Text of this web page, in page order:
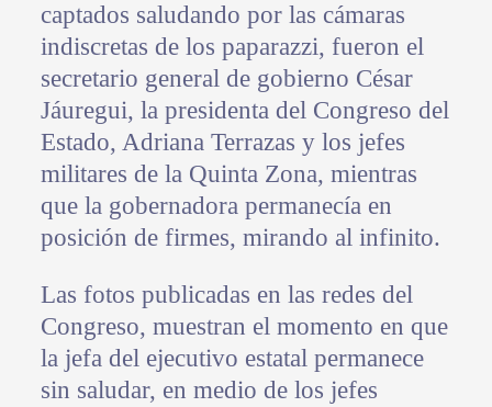
captados saludando por las cámaras
indiscretas de los paparazzi, fueron el
secretario general de gobierno César
Jáuregui, la presidenta del Congreso del
Estado, Adriana Terrazas y los jefes
militares de la Quinta Zona, mientras
que la gobernadora permanecía en
posición de firmes, mirando al infinito.
Las fotos publicadas en las redes del
Congreso, muestran el momento en que
la jefa del ejecutivo estatal permanece
sin saludar, en medio de los jefes